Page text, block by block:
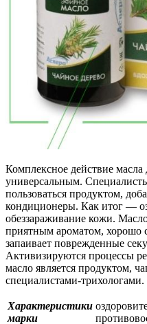
Комплексное действие масла
универсальным.
пользоваться продуктом,
кондиционеры. Как итог —
обеззараживание кожи.
приятным ароматом, хорошо
запаивает поврежденные
Активизируются процессы
масло является продуктом,
специалистами-трихологами.
Характеристики
марки